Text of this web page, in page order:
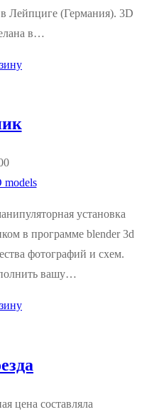
Лейпциге (Германия). 3D
в…
models
установка
в программе blender 3d
фотографий и схем.
вашу…
цена составляла